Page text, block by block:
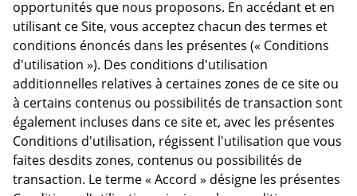
Carrières
Contactez-nous
opportunités que nous proposons. En accédant et en
utilisant ce Site, vous acceptez chacun des termes et
conditions énoncés dans les présentes (« Conditions
d'utilisation »). Des conditions d'utilisation
additionnelles relatives à certaines zones de ce site ou
à certains contenus ou possibilités de transaction sont
également incluses dans ce site et, avec les présentes
Conditions d'utilisation, régissent l'utilisation que vous
faites desdits zones, contenus ou possibilités de
transaction. Le terme « Accord » désigne les présentes